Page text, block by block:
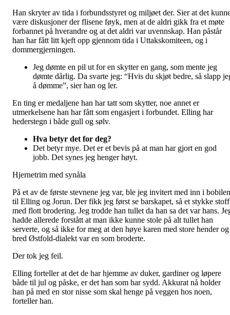
Han skryter av tida i forbundsstyret og miljøet der. Sier at det
være diskusjoner der flisene føyk, men at de aldri gikk fra et møte
forbannet på hverandre og at det aldri var uvennskap. Han påstår
han har fått litt kjeft opp gjennom tida i Uttakskomiteen, og i
dommergjerningen.
Jeg dømte en pil ut for en skytter en gang, som mente jeg
dømte dårlig. Da svarte jeg: “Hvis du skjøt bedre, så slapp
å dømme”, sier han og ler.
En ting er medaljene han har tatt som skytter, noe annet er
utmerkelsene han har fått som engasjert i forbundet. Elling har
hederstegn i både gull og sølv.
Hva betyr det for deg?
Det betyr mye. Det er et bevis på at man har gjort en god
jobb. Det synes jeg henger høyt.
Hjernetrim med synåla
På et av de første stevnene jeg var, ble jeg invitert med inn i bobilen
til Elling og Jorun. Der fikk jeg først se barskapet, så et stykke stoff
med flott brodering. Jeg trodde han tullet da han sa det var hans.
hadde allerede forstått at man ikke kunne stole på alt tullet han
serverte, og så ikke for meg at den høye karen med store hender og
bred Østfold-dialekt var en som broderte.
Der tok jeg feil.
Elling forteller at det de har hjemme av duker, gardiner og løpere
både til jul og påske, er det han som har sydd. Akkurat nå holder
han på med en stor nisse som skal henge på veggen hos noen,
forteller han.